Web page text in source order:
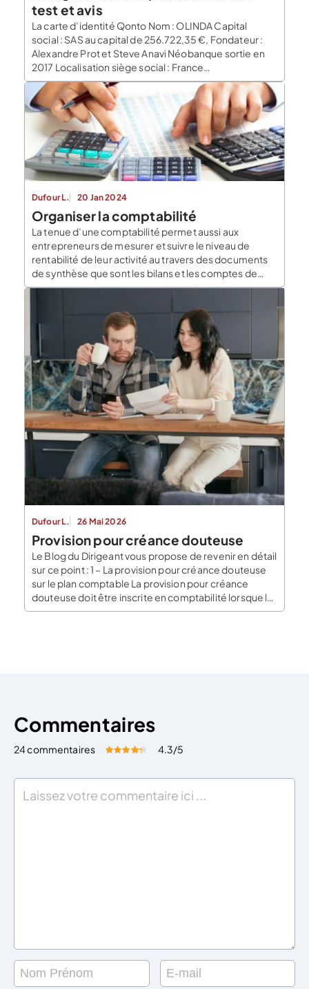
test et avis
La carte d’identité Qonto Nom : OLINDA Capital
social : SAS au capital de 256.722,35 €, Fondateur :
Alexandre Prot et Steve Anavi Néobanque sortie en
2017 Localisation siège social : France
Coordonnées du siège social : 18 Rue de Navarin,
75009 Paris Levée de fonds : total 622 M€ Résumé :
notre avis sur Qonto Le logiciel de comptabilité de
Qonto est un outil […]
Dufour L. 20 Jan 2024
Organiser la comptabilité
La tenue d’une comptabilité permet aussi aux
entrepreneurs de mesurer et suivre le niveau de
rentabilité de leur activité au travers des documents
de synthèse que sont les bilans et les comptes de
résultats, mais aussi des indicateurs issus du suivi
aide à comprendre comment organiser […]
Dufour L. 26 Mai 2026
Provision pour créance douteuse
Le Blog du Dirigeant vous propose de revenir en détail
sur ce point : 1 – La provision pour créance douteuse
sur le plan comptable La provision pour créance
douteuse doit être inscrite en comptabilité lorsque le
recouvrement de la créance est compromis et que
Commentaires
24 commentaires Évaluez cet article:
4.3/5